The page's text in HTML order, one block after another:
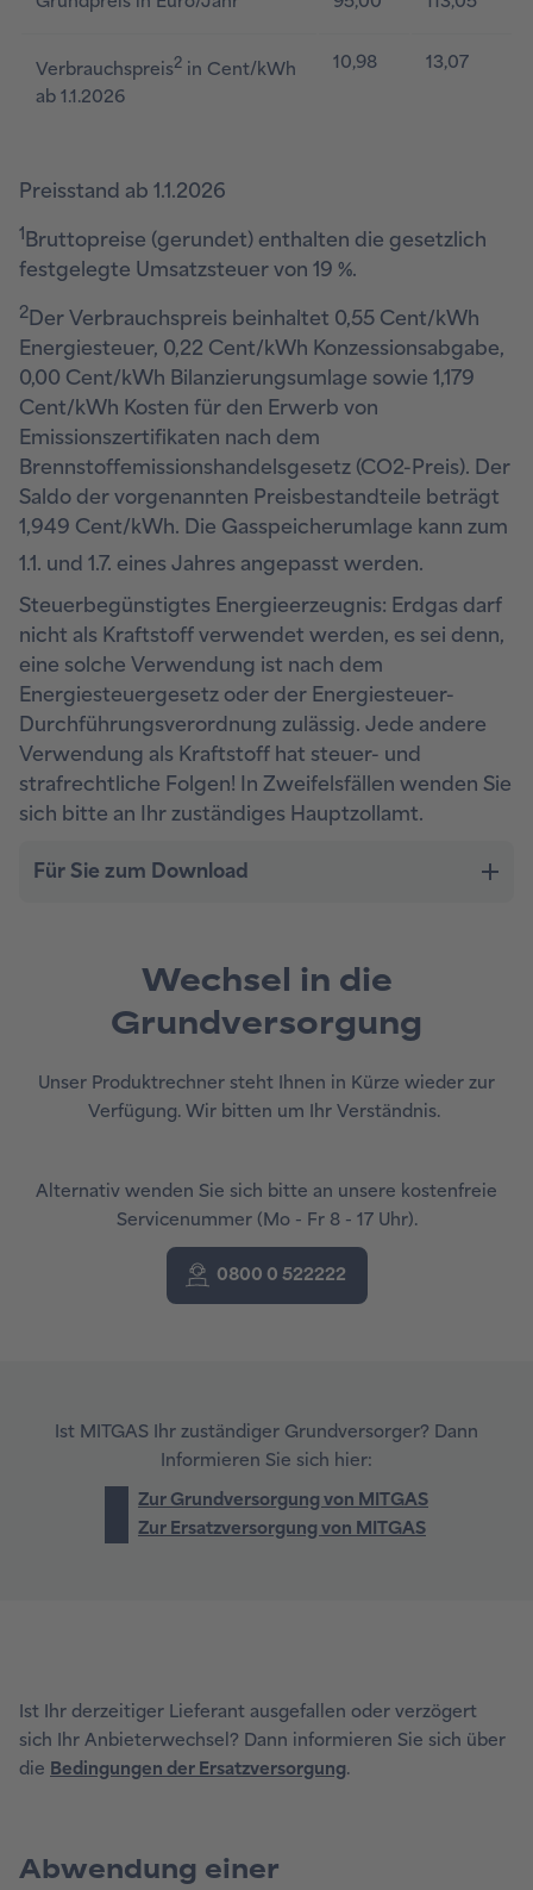
Verbrauchspreis2 in Cent/kWh
ab 1.1.2026
10,98 13,07
Preisstand ab 1.1.2026
1 Bruttopreise (gerundet) enthalten die gesetzlich
festgelegte Umsatzsteuer von 19 %.
2Der Verbrauchspreis beinhaltet 0,55 Cent/kWh
Energiesteuer, 0,22 Cent/kWh Konzessionsabgabe,
0,00 Cent/kWh Bilanzierungsumlage sowie 1,179
Cent/kWh Kosten für den Erwerb von
Emissionszertifikaten nach dem
Brennstoffemissionshandelsgesetz (CO2-Preis). Der
Saldo der vorgenannten Preisbestandteile beträgt
1,949 Cent/kWh. Die Gasspeicherumlage kann zum
1.1. und 1.7. eines Jahres angepasst werden.
Steuerbegünstigtes Energieerzeugnis: Erdgas darf
nicht als Kraftstoff verwendet werden, es sei denn,
eine solche Verwendung ist nach dem
Energiesteuergesetz oder der Energiesteuer-
Durchführungsverordnung zulässig. Jede andere
Verwendung als Kraftstoff hat steuer- und
strafrechtliche Folgen! In Zweifelsfällen wenden Sie
sich bitte an Ihr zuständiges Hauptzollamt.
Wechsel in die
Grundversorgung
Unser Produktrechner steht Ihnen in Kürze wieder zur
Verfügung. Wir bitten um Ihr Verständnis.
Alternativ wenden Sie sich bitte an unsere kostenfreie
Servicenummer (Mo - Fr 8 - 17 Uhr).
Ist MITGAS Ihr zuständiger Grundversorger? Dann
Informieren Sie sich hier:
Zur Grundversorgung von MITGAS
Zur Ersatzversorgung von MITGAS
Ist Ihr derzeitiger Lieferant ausgefallen oder verzögert
sich Ihr Anbieterwechsel? Dann informieren Sie sich über
die Bedingungen der Ersatzversorgung.
Abwendung einer